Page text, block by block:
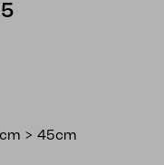
> 45cm